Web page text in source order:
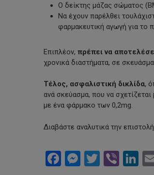
Ο δείκτης μάζας σώματος
Να έχουν παρέλθει
φαρμακευτική αγωγή για το
Επιπλέον, πρέπει να
χρονικά διαστήματα, σε
Τέλος, ασφαλιστική δικλίδα,
ανά σκεύασμα, που να
με ένα φάρμακο των 0,2mg.
Διαβάστε αναλυτικά την επιστολή
FacebookTwitter
Viber